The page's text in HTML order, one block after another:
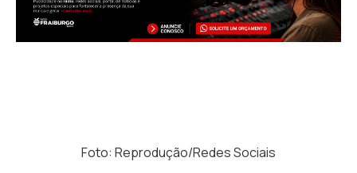
Foto: Reprodução/Redes Sociais